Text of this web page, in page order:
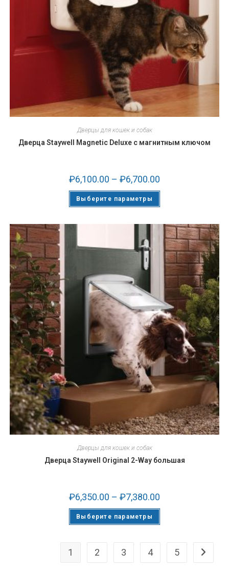
Дверцы для кошек и собак
Дверца Staywell Magnetic Deluxe с магнитным ключом
₽6,100.00 – ₽6,700.00
Выберите параметры
Дверцы для кошек и собак
Дверца Staywell Original 2-Way большая
₽6,350.00 – ₽7,380.00
Выберите параметры
1 2 3 4 5